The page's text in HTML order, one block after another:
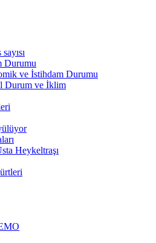
Durumu
ve İstihdam Durumu
Durum ve İklim
Heykeltraşı